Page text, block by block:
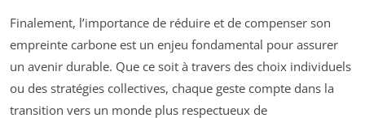
Finalement, l’importance de réduire et de compenser son
empreinte carbone est un enjeu fondamental pour assurer
un avenir durable. Que ce soit à travers des choix individuels
ou des stratégies collectives, chaque geste compte dans la
transition vers un monde plus respectueux de